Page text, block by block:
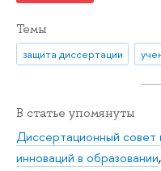
Темы
защита диссертации
В статье упомянуты
Диссертационный совет
инноваций в образовании,